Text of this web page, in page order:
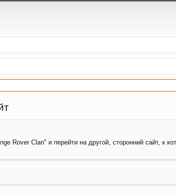
Rover Clan" и перейти на другой, сторонний сайт, к